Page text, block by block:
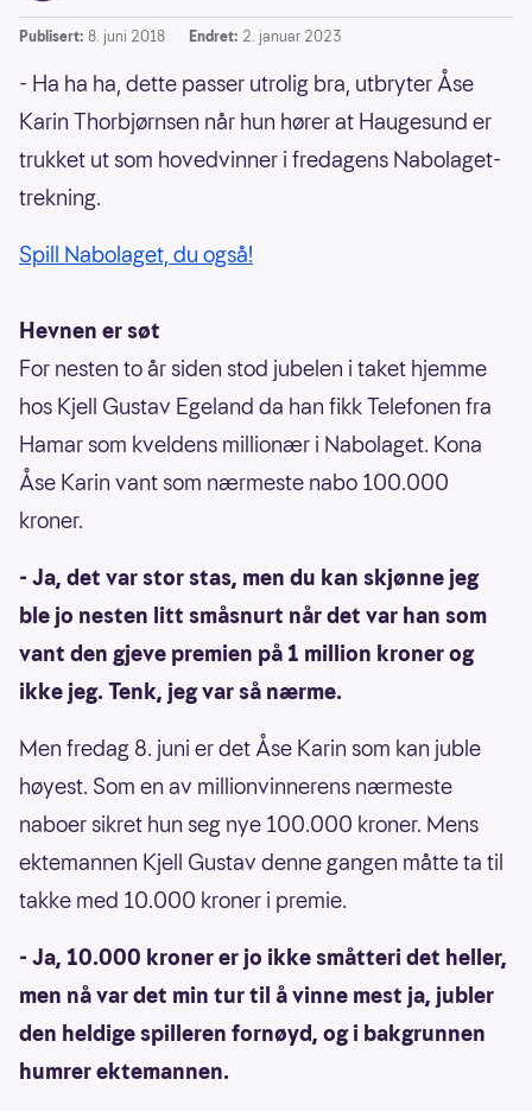
Publisert: 8. juni 2018 Endret: 2. januar 2023
- Ha ha ha, dette passer utrolig bra, utbryter Åse
Karin Thorbjørnsen når hun hører at Haugesund er
trukket ut som hovedvinner i fredagens Nabolaget-
trekning.
Spill Nabolaget, du også!
Hevnen er søt
For nesten to år siden stod jubelen i taket hjemme
hos Kjell Gustav Egeland da han fikk Telefonen fra
Hamar som kveldens millionær i Nabolaget. Kona
Åse Karin vant som nærmeste nabo 100.000
kroner.
- Ja, det var stor stas, men du kan skjønne jeg
ble jo nesten litt småsnurt når det var han som
vant den gjeve premien på 1 million kroner og
ikke jeg. Tenk, jeg var så nærme.
Men fredag 8. juni er det Åse Karin som kan juble
høyest. Som en av millionvinnerens nærmeste
naboer sikret hun seg nye 100.000 kroner. Mens
ektemannen Kjell Gustav denne gangen måtte ta til
takke med 10.000 kroner i premie.
- Ja, 10.000 kroner er jo ikke småtteri det heller,
men nå var det min tur til å vinne mest ja, jubler
den heldige spilleren fornøyd, og i bakgrunnen
humrer ektemannen.